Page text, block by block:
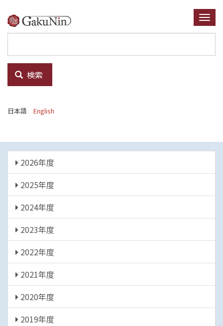
イ
ン
ン
テ
ツ
検索
日本語 English
年
度
2026年度
2025年度
2024年度
2023年度
2022年度
2021年度
2020年度
2019年度